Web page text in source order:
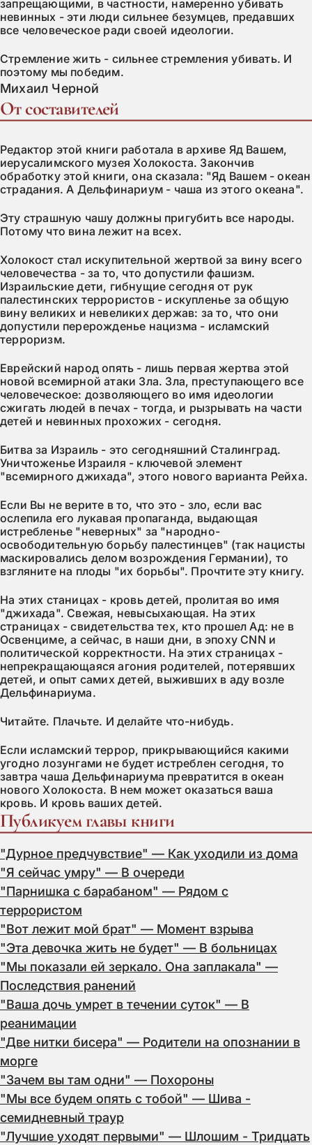
запрещающими, в частности, намеренно убивать
невинных - эти люди сильнее безумцев, предавших
все человеческое ради своей идеологии.
Стремление жить - сильнее стремления убивать. И
поэтому мы победим.
Михаил Черной
От составителей
Редактор этой книги работала в архиве Яд Вашем,
иерусалимского музея Холокоста. Закончив
обработку этой книги, она сказала: "Яд Вашем - океан
страдания. А Дельфинариум - чаша из этого океана".
Эту страшную чашу должны пригубить все народы.
Потому что вина лежит на всех.
Холокост стал искупительной жертвой за вину всего
человечества - за то, что допустили фашизм.
Израильские дети, гибнущие сегодня от рук
палестинских террористов - искупленье за общую
вину великих и невеликих держав: за то, что они
допустили перерожденье нацизма - исламский
терроризм.
Еврейский народ опять - лишь первая жертва этой
новой всемирной атаки Зла. Зла, преступающего все
человеческое: дозволяющего во имя идеологии
сжигать людей в печах - тогда, и рызрывать на части
детей и невинных прохожих - сегодня.
Битва за Израиль - это сегодняшний Сталинград.
Уничтоженье Израиля - ключевой элемент
"всемирного джихада", этого нового варианта Рейха.
Если Вы не верите в то, что это - зло, если вас
ослепила его лукавая пропаганда, выдающая
истребленье "неверных" за "народно-
освободительную борьбу палестинцев" (так нацисты
маскировались делом возрождения Германии), то
взгляните на плоды "их борьбы". Прочтите эту книгу.
На этих станицах - кровь детей, пролитая во имя
"джихада". Свежая, невысыхающая. На этих
страницах - свидетельства тех, кто прошел Ад: не в
Освенциме, а сейчас, в наши дни, в эпоху СNN и
политической корректности. На этих страницах -
непрекращающаяся агония родителей, потерявших
детей, и опыт самих детей, выживших в аду возле
Дельфинариума.
Читайте. Плачьте. И делайте что-нибудь.
Если исламский террор, прикрывающийся какими
угодно лозунгами не будет истреблен сегодня, то
завтра чаша Дельфинариума превратится в океан
нового Холокоста. В нем может оказаться ваша
кровь. И кровь ваших детей.
Публикуем главы книги
"Дурное предчувствие" — Как уходили из дома
"Я сейчас умру" — В очереди
"Парнишка с барабаном" — Рядом с
террористом
"Вот лежит мой брат" — Момент взрыва
"Эта девочка жить не будет" — В больницах
"Мы показали ей зеркало. Она заплакала" —
Последствия ранений
"Ваша дочь умрет в течении суток" — В
реанимации
"Две нитки бисера" — Родители на опознании в
морге
"Зачем вы там одни" — Похороны
"Мы все будем опять с тобой" — Шива -
семидневный траур
"Лучшие уходят первыми" — Шлошим - Тридцать